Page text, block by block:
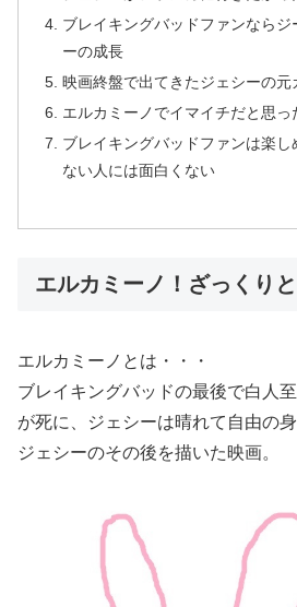
ブレイキングバッドファンなら
ーの成長
映画終盤で出てきたジェシーの元
エルカミーノでイマイチだと思っ
ブレイキングバッドファンは楽
ない人には面白くない
エルカミーノ！ざっくり
エルカミーノとは・・・
ブレイキングバッドの最後で白人
が死に、ジェシーは晴れて自由の身
ジェシーのその後を描いた映画。